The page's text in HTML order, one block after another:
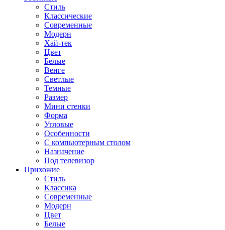
Стиль
Классические
Современные
Модерн
Хай-тек
Цвет
Белые
Венге
Светлые
Темные
Размер
Мини стенки
Форма
Угловые
Особенности
С компьютерным столом
Назначение
Под телевизор
Прихожие
Стиль
Классика
Современные
Модерн
Цвет
Белые